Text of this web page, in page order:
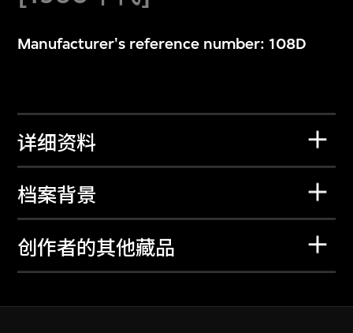
Manufacturer's reference number: 108D
详细资料
档案背景
创作者的其他藏品